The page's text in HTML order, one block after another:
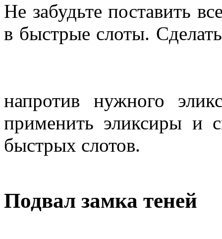
Не забудьте поставить
в быстрые слоты.
напротив нужного
применить эликсиры и
быстрых слотов.
Подвал замка теней